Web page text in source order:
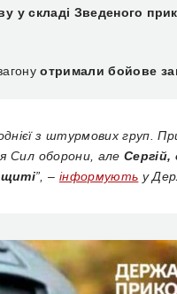
у складі Зведеного
отримали бойове
з штурмових груп.
Сил оборони, але
щиті”, – інформують у